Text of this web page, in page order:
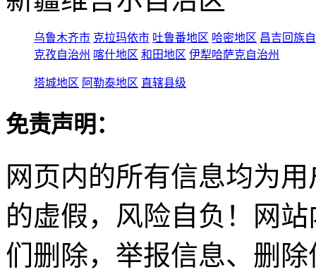
乌鲁木齐市 克拉玛依市 吐鲁番地区 哈密地区 昌吉回族
克孜自治州 喀什地区 和田地区 伊犁哈萨克自治州
塔城地区 阿勒泰地区 直辖县级
免责声明：
网页内的所有信息均为
的虚假，风险自负！网
们删除，举报信息、删